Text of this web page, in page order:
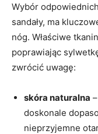
Wybór
sandały, ma
nóg. Właściwe
poprawiając
zwrócić uwagę:
skóra naturalna
doskonale
nieprzyjemne